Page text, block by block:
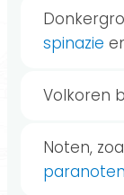
spinazie
Volkoren
Noten,
paranoten